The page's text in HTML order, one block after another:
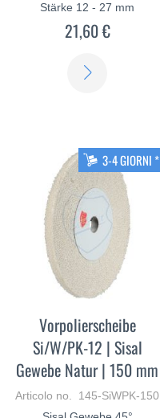
Stärke 12 - 27 mm
21,60 €
3-4 GIORNI *
Vorpolierscheibe
Si/W/PK-12 | Sisal
Gewebe Natur | 150 mm
Articolo no. 145-SiWPK-150